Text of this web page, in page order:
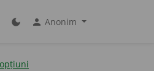
dark_mode person Anonim
opțiuni